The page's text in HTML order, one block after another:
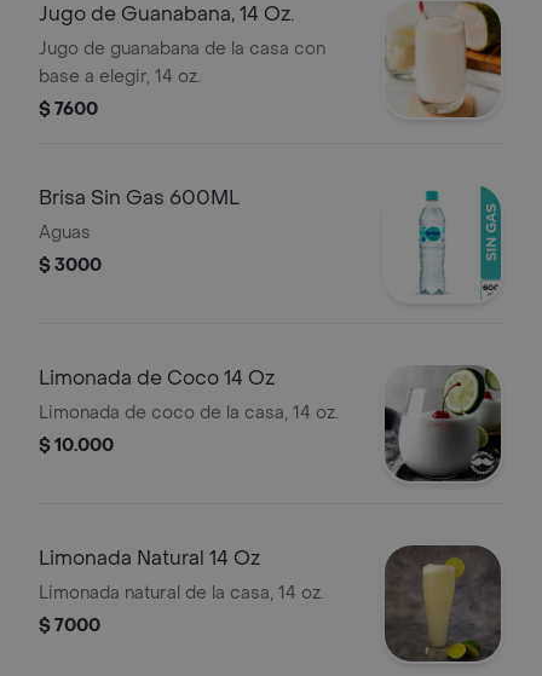
Jugo de Guanabana, 14 Oz.
Jugo de guanabana de la casa con
base a elegir, 14 oz.
$ 7600
Brisa Sin Gas 600ML
Aguas
$ 3000
Limonada de Coco 14 Oz
Limonada de coco de la casa, 14 oz.
$ 10.000
Limonada Natural 14 Oz
Limonada natural de la casa, 14 oz.
$ 7000